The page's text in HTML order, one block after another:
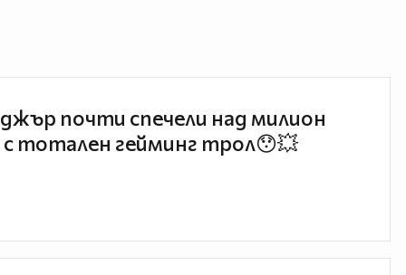
почти спечели над милион
с тотален гейминг трол😯💥